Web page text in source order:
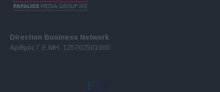
Direction Business Network
Αριθμός Γ.Ε.ΜΗ. 125702501000